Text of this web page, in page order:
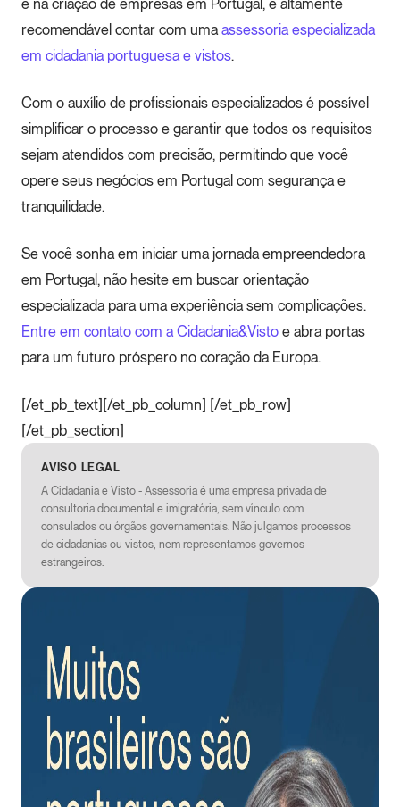
e na criação de empresas em Portugal, é altamente
recomendável contar com uma assessoria especializada
em cidadania portuguesa e vistos.
Com o auxílio de profissionais especializados é possível
simplificar o processo e garantir que todos os requisitos
sejam atendidos com precisão, permitindo que você
opere seus negócios em Portugal com segurança e
tranquilidade.
Se você sonha em iniciar uma jornada empreendedora
em Portugal, não hesite em buscar orientação
especializada para uma experiência sem complicações.
Entre em contato com a Cidadania&Visto e abra portas
para um futuro próspero no coração da Europa.
[/et_pb_text][/et_pb_column] [/et_pb_row]
[/et_pb_section]
AVISO LEGAL
A Cidadania e Visto - Assessoria é uma empresa privada de
consultoria documental e imigratória, sem vínculo com
consulados ou órgãos governamentais. Não julgamos processos
de cidadanias ou vistos, nem representamos governos
estrangeiros.